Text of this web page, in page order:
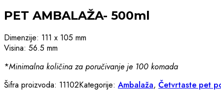
PET AMBALAŽA- 500ml
Dimenzije: 111 x 105 mm
Visina: 56.5 mm
*Minimalna količina za poručivanje je 100 komada
Šifra proizvoda: 11102Kategorije: Ambalaža, Četvrtaste pet